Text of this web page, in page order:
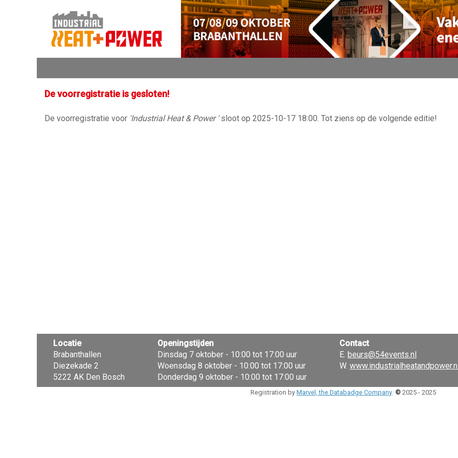
De voorregistratie is gesloten!
De voorregistratie voor 'Industrial Heat & Power ' sloot op 2025-10-17 18:00. Tot ziens op de volgende editie!
Locatie
Brabanthallen
Diezekade 2
5222 AK Den Bosch
Openingstijden
Dinsdag 7 oktober - 10:00 tot 17:00 uur
Woensdag 8 oktober - 10:00 tot 17:00 uur
Donderdag 9 oktober - 10:00 tot 17:00 uur
Contact
E. beurs@54events.nl
W.
Registration byMarvel, the Databadge Company © 2025 - 2025